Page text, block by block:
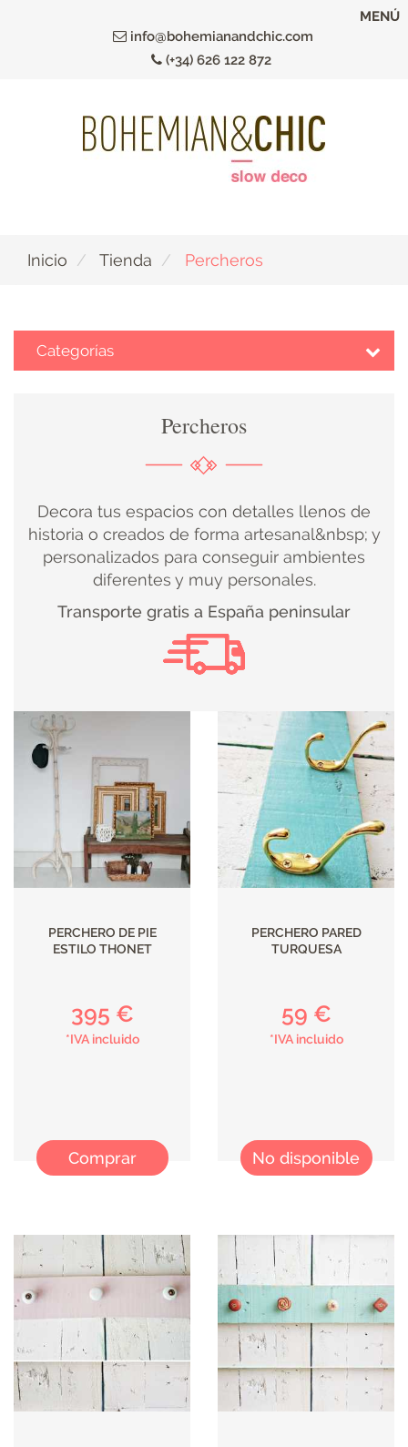
info@bohemianandchic.com
(+34) 626 122 872
MENÚ
Inicio Tienda Percheros
Categorías
DECOBODAS
RECUPERADO
KIDS
ILUMINACIÓN
Percheros
Decora tus espacios con detalles llenos de
historia o creados de forma artesanal&nbsp; y
personalizados para conseguir ambientes
diferentes y muy personales.
Transporte gratis a España peninsular
PERCHERO DE PIE
ESTILO THONET
395 €
*IVA incluido
Comprar
PERCHERO PARED
TURQUESA
59 €
*IVA incluido
No disponible